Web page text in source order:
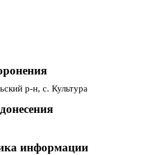
р-н, с. Культура
информации